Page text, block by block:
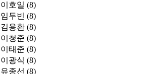
이호일 (8)
임두빈 (8)
김용환 (8)
이청준 (8)
이태준 (8)
이광식 (8)
유종선 (8)